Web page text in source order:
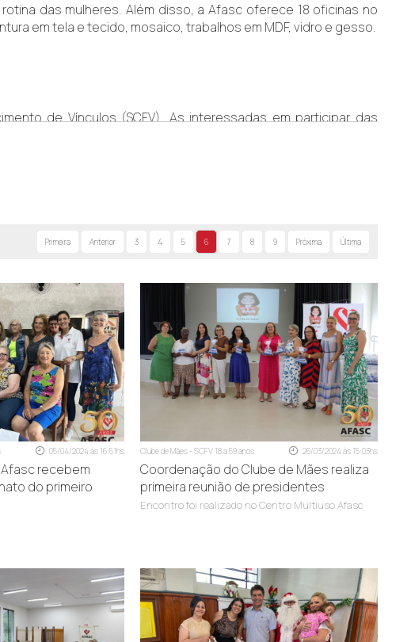
das mulheres. Além disso, a Afasc oferece 18 oficinas no
em tela e tecido, mosaico, trabalhos em MDF, vidro e gesso.
de Vínculos (SCFV). As interessadas em participar das
(RG), CPF e comprovante de residência. Nas oficinas
com as mulheres e com a comunidade.
Primeira Anterior 3 4 5 6 7 8 9 Próxima Última
05/04/2024 às 16:51hs
recebem
do primeiro
Clube de Mães - SCFV 18 a 59 anos 26/03/2024 às 15:03hs
Coordenação do Clube de Mães realiza
primeira reunião de presidentes
Encontro foi realizado no Centro Multiuso Afasc